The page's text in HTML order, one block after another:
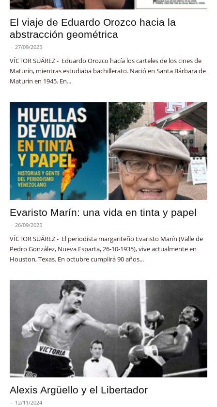
El viaje de Eduardo Orozco hacia la
abstracción geométrica
- 27/09/2025
VÍCTOR SUÁREZ - Eduardo Orozco hacía los carteles de los cines de
Maturín, mientras estudiaba bachillerato. Nació en Santa Bárbara de
Maturín en 1945. En...
Evaristo Marín: una vida en tinta y papel
- 26/09/2025
VÍCTOR SUÁREZ - El periodista margariteño Evaristo Marín (Valle de
Pedro González, Nueva Esparta, 26-10-1935), vive actualmente en
Houston, Texas. En octubre cumplirá 90 años...
Alexis Argüello y el Libertador
- 12/11/2024